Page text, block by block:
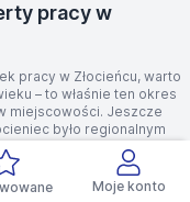
Moje konto
pracy w
pracy w Złocieńcu, warto
– to właśnie ten okres
miejscowości. Jeszcze
było regionalnym
się w przemyśle
nie należy daleko
rozwoju działało